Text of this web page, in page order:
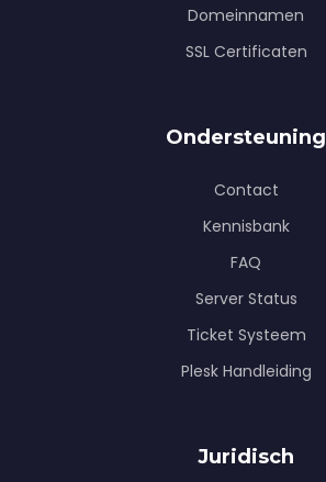
Domeinnamen
SSL Certificaten
Ondersteuning
Contact
Kennisbank
FAQ
Server Status
Ticket Systeem
Plesk Handleiding
Juridisch